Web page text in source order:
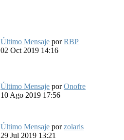
Último Mensaje porRBP
02 Oct 2019 14:16
Último Mensaje porOnofre
10 Ago 2019 17:56
Último Mensaje porzolaris
29 Jul 2019 13:21